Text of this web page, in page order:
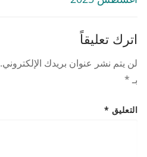
اترك تعليقاً
لن يتم نشر عنوان بريدك الإلكتروني.
بـ*
التعليق *